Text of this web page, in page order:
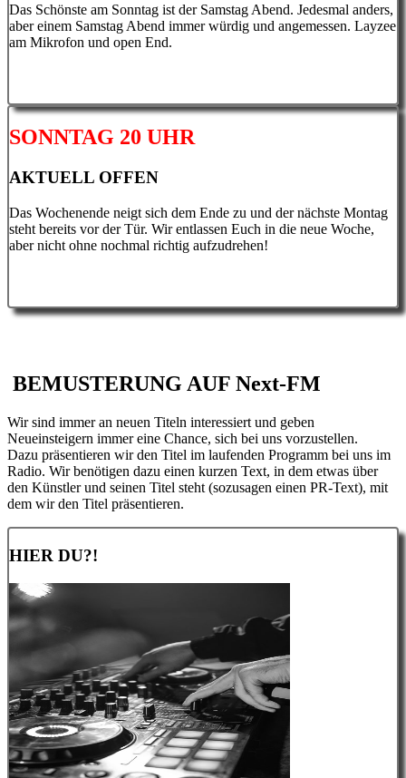
Das Schönste am Sonntag ist der Samstag Abend. Jedesmal anders,
aber einem Samstag Abend immer würdig und angemessen. Layzee
am Mikrofon und open End.
SONNTAG 20 UHR
AKTUELL OFFEN
Das Wochenende neigt sich dem Ende zu und der nächste Montag
steht bereits vor der Tür. Wir entlassen Euch in die neue Woche,
aber nicht ohne nochmal richtig aufzudrehen!
BEMUSTERUNG AUF Next-FM
Wir sind immer an neuen Titeln interessiert und geben
Neueinsteigern immer eine Chance, sich bei uns vorzustellen.
Dazu präsentieren wir den Titel im laufenden Programm bei uns im
Radio. Wir benötigen dazu einen kurzen Text, in dem etwas über
den Künstler und seinen Titel steht (sozusagen einen PR-Text), mit
dem wir den Titel präsentieren.
HIER DU?!